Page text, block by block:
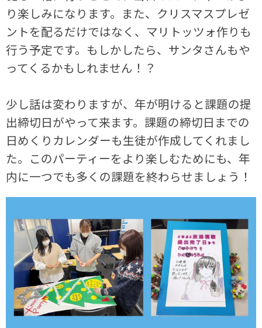
り楽しみになります。また、クリスマスプレゼ
ントを配るだけではなく、マリトッツォ作りも
行う予定です。もしかしたら、サンタさんもや
ってくるかもしれません！？
少し話は変わりますが、年が明けると課題の提
出締切日がやって来ます。課題の締切日までの
日めくりカレンダーも生徒が作成してくれまし
た。このパーティーをより楽しむためにも、年
内に一つでも多くの課題を終わらせましょう！